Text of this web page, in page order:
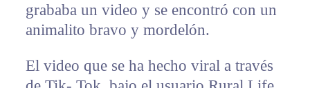
grababa un video y se encontró con un
animalito bravo y mordelón.
El video que se ha hecho viral a través